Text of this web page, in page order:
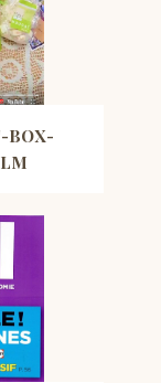
BOX-